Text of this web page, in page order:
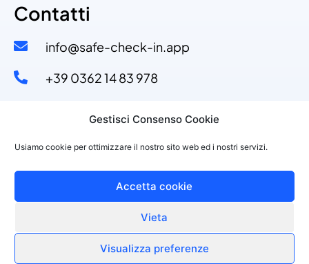
Gestisci Consenso Cookie
Usiamo cookie per ottimizzare il nostro sito web ed i nostri servizi.
Accetta cookie
Vieta
Visualizza preferenze
Contatti
info@safe-check-in.app
+39 0362 14 83 978​
Via Dante Alighieri, 4
20822 Seveso (MB)
©2021 PURPLESOFT S.R.L., P.IVA 10143150968
Made with by Purplesoft Srl